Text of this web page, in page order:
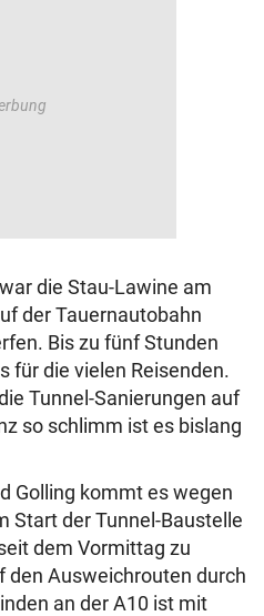
die Stau-Lawine am
der Tauernautobahn
Bis zu fünf Stunden
für die vielen Reisenden.
Tunnel-Sanierungen auf
so schlimm ist es bislang
Golling kommt es wegen
Start der Tunnel-Baustelle
dem Vormittag zu
den Ausweichrouten durch
an der A10 ist mit